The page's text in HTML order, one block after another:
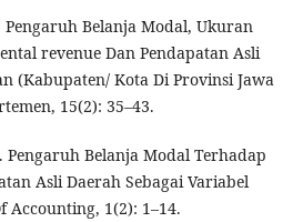
Belanja Modal, Ukuran
revenue Dan Pendapatan Asli
(Kabupaten/ Kota Di Provinsi Jawa
15(2): 35–43.
Belanja Modal Terhadap
Asli Daerah Sebagai Variabel
Accounting, 1(2): 1–14.